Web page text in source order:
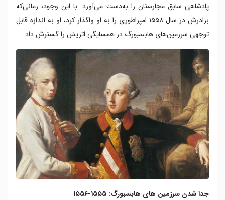
پادشاهی سابق مجارستان را به‌دست می‌آورد. با این وجود، زمانی‌که
برادرش در سال ۱۵۵۸ امپراطوری را به او واگذار کرد، او به اندازه قابل
توجهی سرزمین‌های هابسبورگ در همسایگی اتریش را گسترش داد.
جدا شدن سرزمین های هابسبورگ: ۱۵۵۵-۱۵۵۶